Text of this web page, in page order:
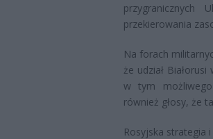
przygranicznych
przekierowania
Na forach
że udział
w tym
również głosy, że
Rosyjska strategia